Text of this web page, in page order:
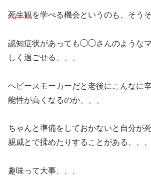
死生観を学べる機会というのも、そう
認知症状があっても◯◯さんのような
しく過ごせる、、、
ヘビースモーカーだと老後にこんなに
能性が高くなるのか、、、
ちゃんと準備をしておかないと自分が
親戚とで揉めたりすることがある、、、
趣味って大事、、、